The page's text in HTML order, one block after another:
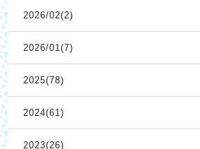
2026/02(2)
2026/01(7)
2025(78)
2024(61)
2023(26)